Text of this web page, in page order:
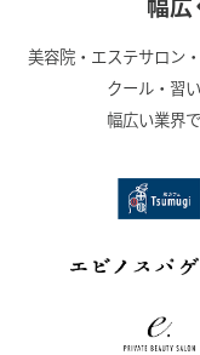
美容院・エステサロン
クール・習
幅広い業界